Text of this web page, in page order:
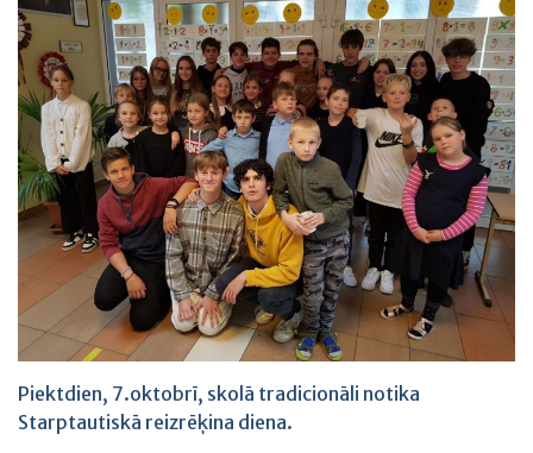
Piektdien, 7.oktobrī, skolā tradicionāli notika
Starptautiskā reizrēķina diena.